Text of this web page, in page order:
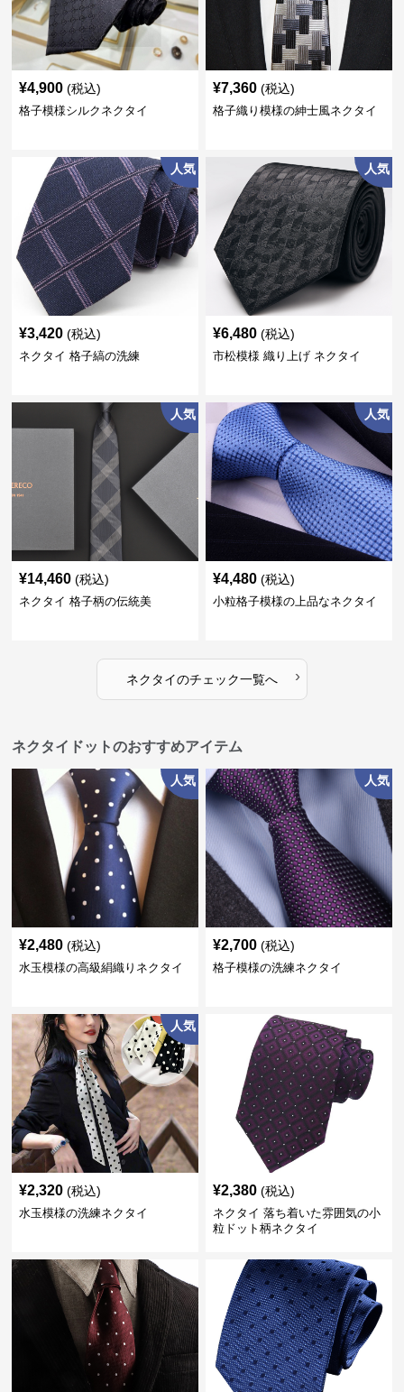
¥4,900 (税込)
格子模様シルクネクタイ
¥7,360 (税込)
格子織り模様の紳士風ネクタイ
人気
¥3,420 (税込)
ネクタイ 格子縞の洗練
人気
¥6,480 (税込)
市松模様 織り上げ ネクタイ
人気
¥14,460 (税込)
ネクタイ 格子柄の伝統美
人気
¥4,480 (税込)
小粒格子模様の上品なネクタイ
ネクタイのチェック一覧へ ›
ネクタイドットのおすすめアイテム
人気
¥2,480 (税込)
水玉模様の高級絹織りネクタイ
人気
¥2,700 (税込)
格子模様の洗練ネクタイ
人気
¥2,320 (税込)
水玉模様の洗練ネクタイ
¥2,380 (税込)
ネクタイ 落ち着いた雰囲気の小
粒ドット柄ネクタイ